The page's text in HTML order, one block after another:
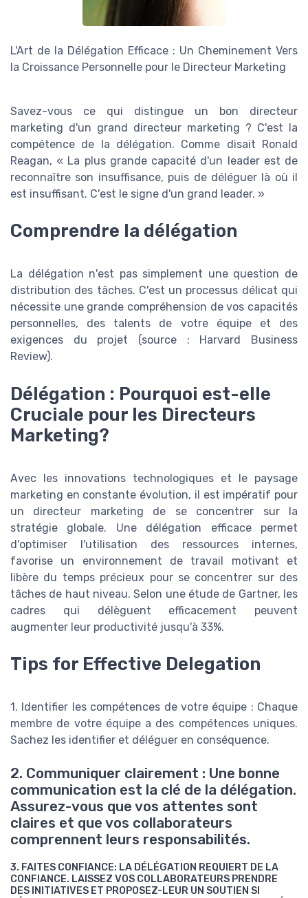
L'Art de la Délégation Efficace : Un Cheminement Vers
la Croissance Personnelle pour le Directeur Marketing
Savez-vous ce qui distingue un bon directeur
marketing d'un grand directeur marketing ? C'est la
compétence de la délégation. Comme disait Ronald
Reagan, « La plus grande capacité d'un leader est de
reconnaître son insuffisance, puis de déléguer là où il
est insuffisant. C'est le signe d'un grand leader. »
Comprendre la délégation
La délégation n'est pas simplement une question de
distribution des tâches. C'est un processus délicat qui
nécessite une grande compréhension de vos capacités
personnelles, des talents de votre équipe et des
exigences du projet (source : Harvard Business
Review).
Délégation : Pourquoi est-elle
Cruciale pour les Directeurs
Marketing?
Avec les innovations technologiques et le paysage
marketing en constante évolution, il est impératif pour
un directeur marketing de se concentrer sur la
stratégie globale. Une délégation efficace permet
d'optimiser l'utilisation des ressources internes,
favorise un environnement de travail motivant et
libère du temps précieux pour se concentrer sur des
tâches de haut niveau. Selon une étude de Gartner, les
cadres qui délèguent efficacement peuvent
augmenter leur productivité jusqu'à 33%.
Tips for Effective Delegation
1. Identifier les compétences de votre équipe : Chaque
membre de votre équipe a des compétences uniques.
Sachez les identifier et déléguer en conséquence.
2. Communiquer clairement : Une bonne
communication est la clé de la délégation.
Assurez-vous que vos attentes sont
claires et que vos collaborateurs
comprennent leurs responsabilités.
3. FAITES CONFIANCE: LA DÉLÉGATION REQUIERT DE LA
CONFIANCE. LAISSEZ VOS COLLABORATEURS PRENDRE
DES INITIATIVES ET PROPOSEZ-LEUR UN SOUTIEN SI